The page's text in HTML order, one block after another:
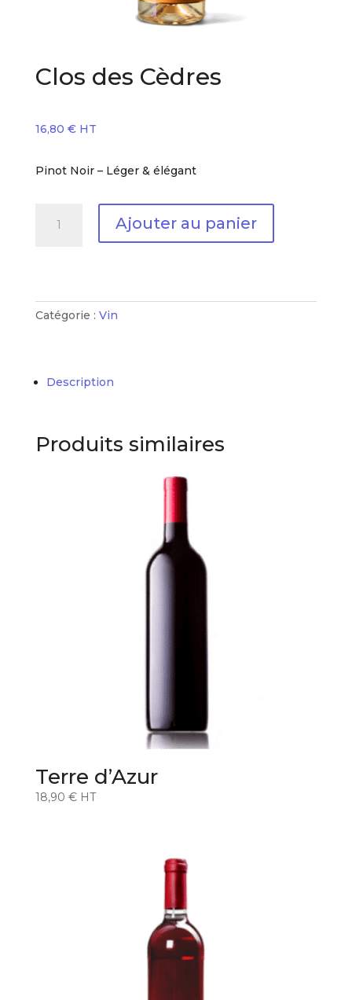
Clos des Cèdres
16,80 € HT
Pinot Noir – Léger & élégant
Ajouter au panier
Catégorie : Vin
Description
Produits similaires
Terre d’Azur
18,90 € HT